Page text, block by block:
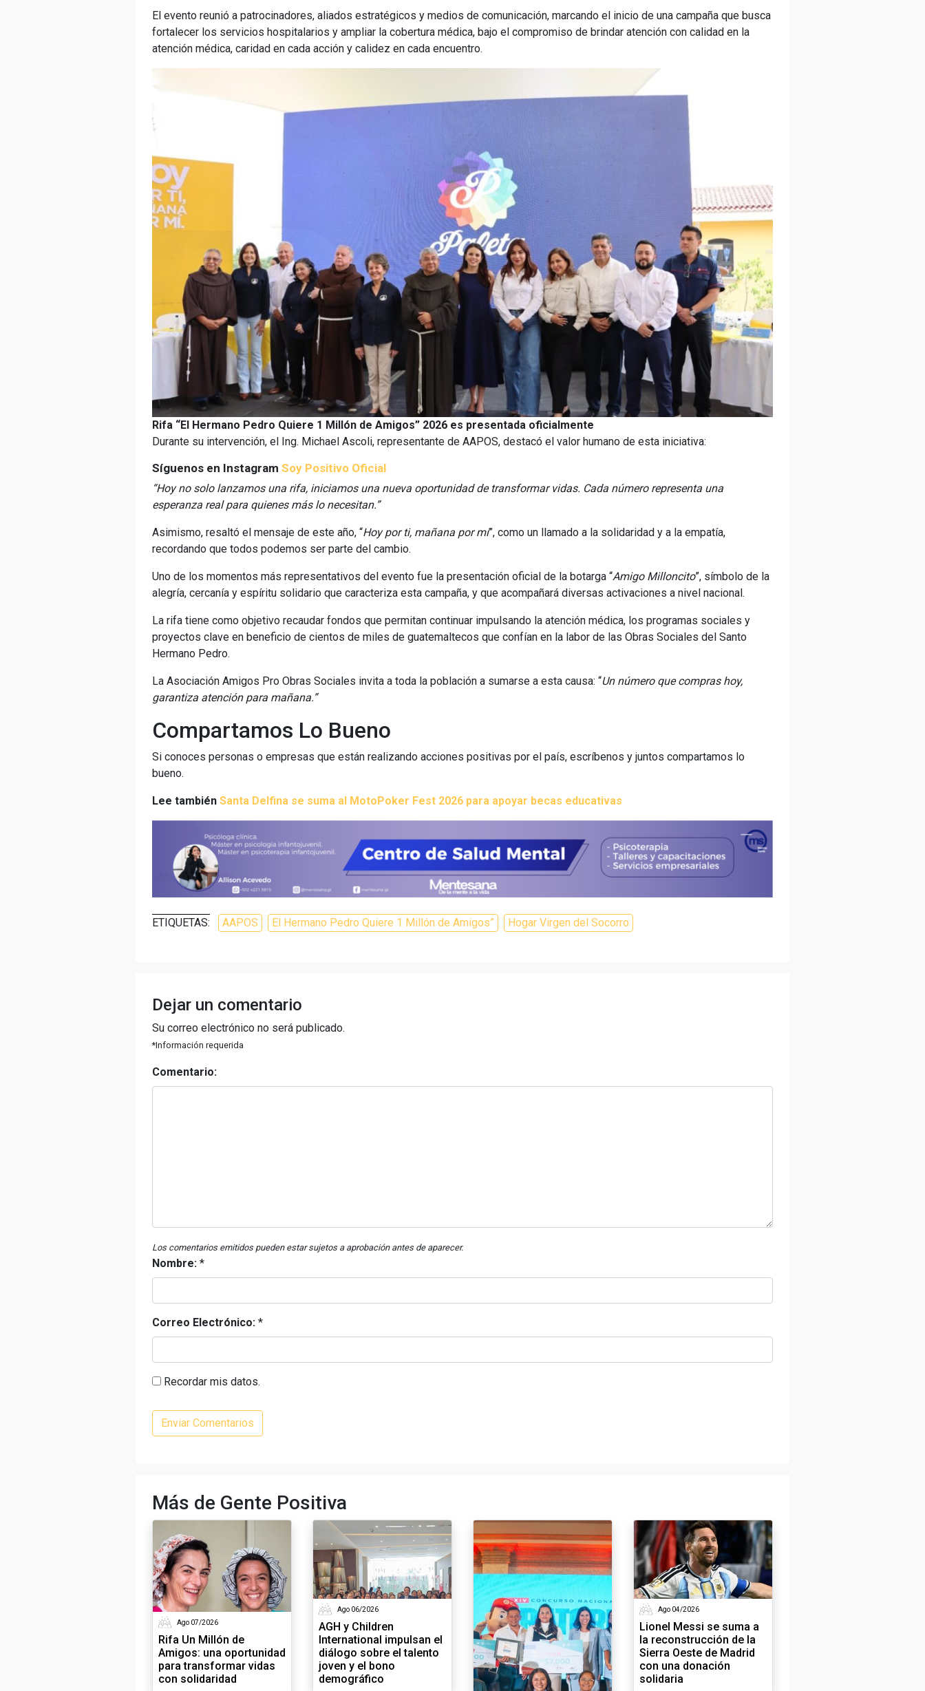
El evento reunió a patrocinadores, aliados estratégicos y medios de comunicación, marcando el inicio de una campaña que busca
fortalecer los servicios hospitalarios y ampliar la cobertura médica, bajo el compromiso de brindar atención con calidad en la
atención médica, caridad en cada acción y calidez en cada encuentro.
Rifa “El Hermano Pedro Quiere 1 Millón de Amigos” 2026 es presentada oficialmente
Durante su intervención, el Ing. Michael Ascoli, representante de AAPOS, destacó el valor humano de esta iniciativa:
Síguenos en Instagram Soy Positivo Oficial
“Hoy no solo lanzamos una rifa, iniciamos una nueva oportunidad de transformar vidas. Cada número representa una
esperanza real para quienes más lo necesitan.”
Asimismo, resaltó el mensaje de este año, “Hoy por ti, mañana por mí”, como un llamado a la solidaridad y a la empatía,
recordando que todos podemos ser parte del cambio.
Uno de los momentos más representativos del evento fue la presentación oficial de la botarga “Amigo Milloncito”, símbolo de la
alegría, cercanía y espíritu solidario que caracteriza esta campaña, y que acompañará diversas activaciones a nivel nacional.
La rifa tiene como objetivo recaudar fondos que permitan continuar impulsando la atención médica, los programas sociales y
proyectos clave en beneficio de cientos de miles de guatemaltecos que confían en la labor de las Obras Sociales del Santo
Hermano Pedro.
La Asociación Amigos Pro Obras Sociales invita a toda la población a sumarse a esta causa: “Un número que compras hoy,
garantiza atención para mañana.”
Compartamos Lo Bueno
Si conoces personas o empresas que están realizando acciones positivas por el país, escríbenos y juntos compartamos lo
bueno.
Lee también Santa Delfina se suma al MotoPoker Fest 2026 para apoyar becas educativas
ETIQUETAS: AAPOS El Hermano Pedro Quiere 1 Millón de Amigos” Hogar Virgen del Socorro
Dejar un comentario
Su correo electrónico no será publicado.
*Información requerida
Comentario:
Los comentarios emitidos pueden estar sujetos a aprobación antes de aparecer.
Nombre: *
Correo Electrónico: *
Recordar mis datos.
Más de Gente Positiva
Ago 07/2026
Rifa Un Millón de
Amigos: una oportunidad
para transformar vidas
con solidaridad
Ago 06/2026
AGH y Children
International impulsan el
diálogo sobre el talento
joven y el bono
demográfico
Ago 04/2026
Lionel Messi se suma a
la reconstrucción de la
Sierra Oeste de Madrid
con una donación
solidaria